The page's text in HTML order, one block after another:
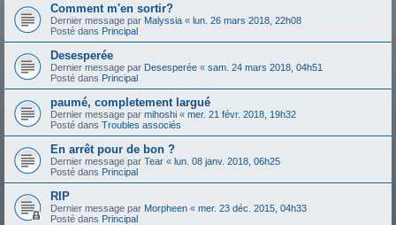
Comment m'en sortir?
Dernier message par Malyssia « lun. 26 mars 2018, 22h08
Posté dans Principal
Desesperée
Dernier message par Desesperée « sam. 24 mars 2018, 04h51
Posté dans Principal
paumé, completement largué
Dernier message par mihoshi « mer. 21 févr. 2018, 19h32
Posté dans Troubles associés
En arrêt pour de bon ?
Dernier message par Tear « lun. 08 janv. 2018, 06h25
Posté dans Principal
RIP
Dernier message par Morpheen « mer. 23 déc. 2015, 04h33
Posté dans Principal